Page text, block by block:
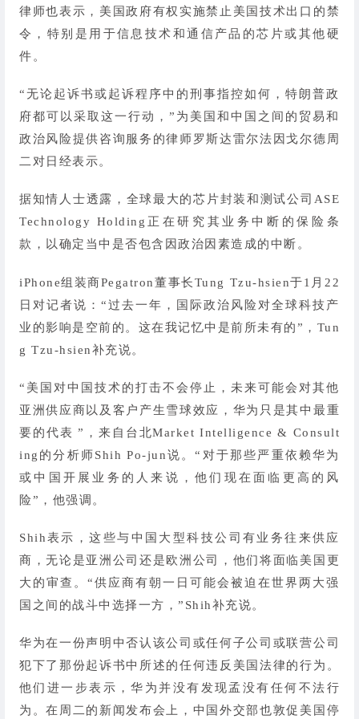
律师也表示，美国政府有权实施禁止美国技术出口的禁
令，特别是用于信息技术和通信产品的芯片或其他硬
件。
“无论起诉书或起诉程序中的刑事指控如何，特朗普政
府都可以采取这一行动，”为美国和中国之间的贸易和
政治风险提供咨询服务的律师罗斯达雷尔法因戈尔德周
二对日经表示。
据知情人士透露，全球最大的芯片封装和测试公司ASE
Technology Holding正在研究其业务中断的保险条
款，以确定当中是否包含因政治因素造成的中断。
iPhone组装商Pegatron董事长Tung Tzu-hsien于1月22
日对记者说：“过去一年，国际政治风险对全球科技产
业的影响是空前的。这在我记忆中是前所未有的”，Tun
g Tzu-hsien补充说。
“美国对中国技术的打击不会停止，未来可能会对其他
亚洲供应商以及客户产生雪球效应，华为只是其中最重
要的代表 ”，来自台北Market Intelligence & Consult
ing的分析师Shih Po-jun说。“对于那些严重依赖华为
或中国开展业务的人来说，他们现在面临更高的风
险”，他强调。
Shih表示，这些与中国大型科技公司有业务往来供应
商，无论是亚洲公司还是欧洲公司，他们将面临美国更
大的审查。“供应商有朝一日可能会被迫在世界两大强
国之间的战斗中选择一方，”Shih补充说。
华为在一份声明中否认该公司或任何子公司或联营公司
犯下了那份起诉书中所述的任何违反美国法律的行为。
他们进一步表示，华为并没有发现孟没有任何不法行
为。在周二的新闻发布会上，中国外交部也敦促美国停